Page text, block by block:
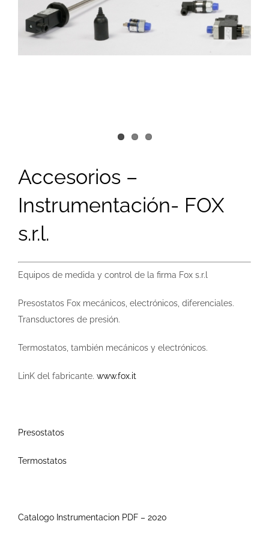
Image
Accesorios –
Instrumentación- FOX
s.r.l.
Equipos de medida y control de la firma Fox s.r.l
Presostatos Fox mecánicos, electrónicos, diferenciales.
Transductores de presión.
Termostatos, también mecánicos y electrónicos.
LinK del fabricante. www.fox.it
Presostatos
Termostatos
Catalogo Instrumentacion PDF – 2020